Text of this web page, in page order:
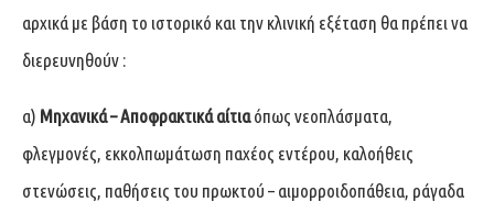
αρχικά με βάση το ιστορικό και την κλινική εξέταση θα πρέπει να
διερευνηθούν :
α) Μηχανικά – Αποφρακτικά αίτιαόπως νεοπλάσματα,
φλεγμονές, εκκολπωμάτωση παχέος εντέρου, καλοήθεις
στενώσεις, παθήσεις του πρωκτού – αιμορροιδοπάθεια, ράγαδα